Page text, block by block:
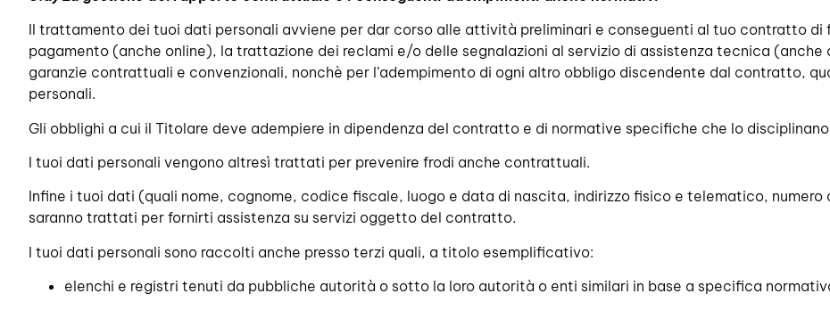
Il trattamento dei tuoi dati personali avviene per dar corso alle attività preliminari e conseguenti al tuo contratto di
pagamento (anche online), la trattazione dei reclami e/o delle segnalazioni al servizio di assistenza tecnica (anche
garanzie contrattuali e convenzionali, nonchè per l’adempimento di ogni altro obbligo discendente dal contratto,
personali.
Gli obblighi a cui il Titolare deve adempiere in dipendenza del contratto e di normative specifiche che lo
I tuoi dati personali vengono altresì trattati per prevenire frodi anche contrattuali.
Infine i tuoi dati (quali nome, cognome, codice fiscale, luogo e data di nascita, indirizzo fisico e telematico,
saranno trattati per fornirti assistenza su servizi oggetto del contratto.
I tuoi dati personali sono raccolti anche presso terzi quali, a titolo esemplificativo:
elenchi e registri tenuti da pubbliche autorità o sotto la loro autorità o enti similari in base a specifica